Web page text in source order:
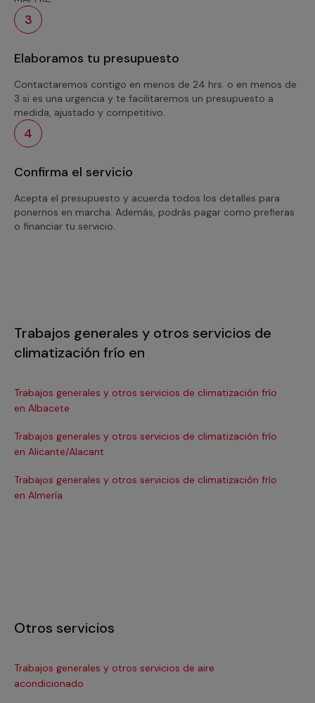
3
Elaboramos tu presupuesto
Contactaremos contigo en menos de 24 hrs. o en menos de
3 si es una urgencia y te facilitaremos un presupuesto a
medida, ajustado y competitivo.
4
Confirma el servicio
Acepta el presupuesto y acuerda todos los detalles para
ponernos en marcha. Además, podrás pagar como prefieras
o financiar tu servicio.
Trabajos generales y otros servicios de
climatización frío en
Trabajos generales y otros servicios de climatización frío
en Albacete
Trabajos generales y otros servicios de climatización frío
en Alicante/Alacant
Trabajos generales y otros servicios de climatización frío
en Almería
Otros servicios
Trabajos generales y otros servicios de aire
acondicionado